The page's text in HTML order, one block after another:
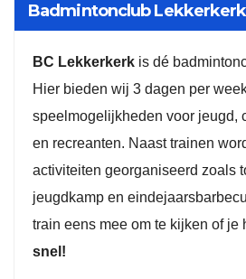
Badmintonclub Lekkerkerk
BC Lekkerkerk is dé
Hier bieden wij 3 dagen per
speelmogelijkheden voor jeugd,
en recreanten. Naast trainen
activiteiten georganiseerd zoals
jeugdkamp en
train eens mee om te kijken of je
snel!